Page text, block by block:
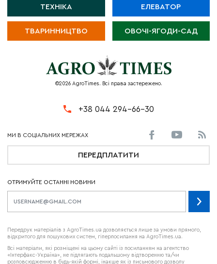
ТЕХНІКА ЕЛЕВАТОР
ТВАРИННИЦТВО ОВОЧІ-ЯГОДИ-САД
©2026 AgroTimes. Всі права застережено.
+38 044 294-66-30
ПЕРЕДПЛАТИТИ
ОТРИМУЙТЕ ОСТАННІ НОВИНИ
Передрук матеріалів з AgroTimes.ua дозволяється лише за умови прямого,
відкритого для пошукових систем, гіперпосилання на AgroTimes.ua.
Всі матеріали, які розміщені на цьому сайті із посиланням на агентство
«Інтерфакс-Україна», не підлягають подальшому відтворенню та/чи
розповсюдженню в будь-якій формі, інакше як із письмового дозволу